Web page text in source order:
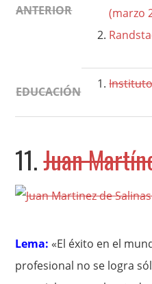
ANTERIOR
(marzo
EDUCACIÓN
11.Juan
Lema: «El éxito en el
profesional no se logra